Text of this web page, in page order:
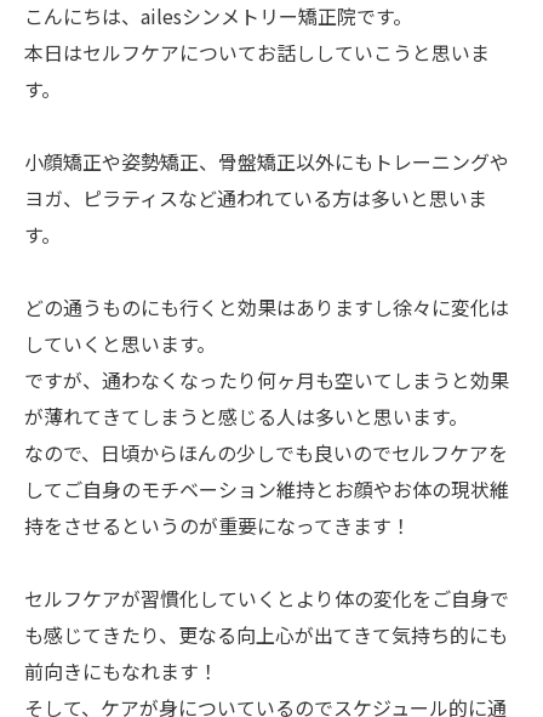
こんにちは、ailesシンメトリー矯正院です。
本日はセルフケアについてお話ししていこうと思いま
す。
小顔矯正や姿勢矯正、骨盤矯正以外にもトレーニングや
ヨガ、ピラティスなど通われている方は多いと思いま
す。
どの通うものにも行くと効果はありますし徐々に変化は
していくと思います。
ですが、通わなくなったり何ヶ月も空いてしまうと効果
が薄れてきてしまうと感じる人は多いと思います。
なので、日頃からほんの少しでも良いのでセルフケアを
してご自身のモチベーション維持とお顔やお体の現状維
持をさせるというのが重要になってきます！
セルフケアが習慣化していくとより体の変化をご自身で
も感じてきたり、更なる向上心が出てきて気持ち的にも
前向きにもなれます！
そして、ケアが身についているのでスケジュール的に通